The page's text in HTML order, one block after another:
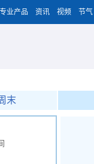
专业产品 资讯 视频 节气
末